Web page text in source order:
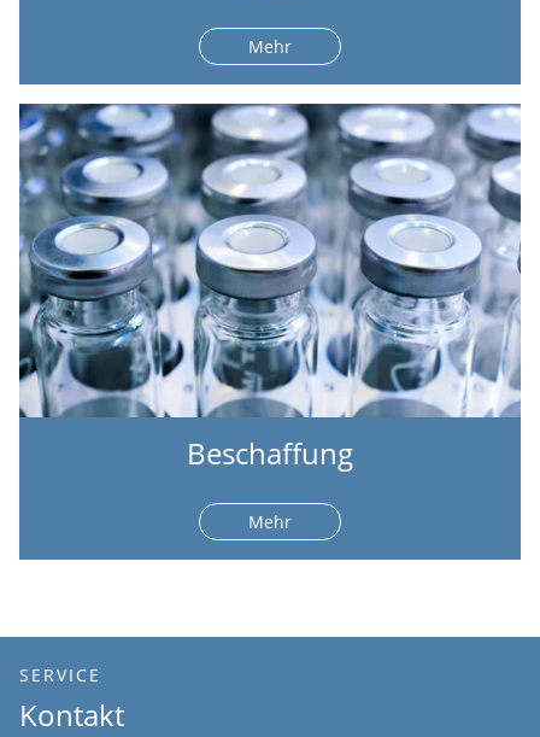
Mehr
Beschaffung
Mehr
SERVICE
Kontakt